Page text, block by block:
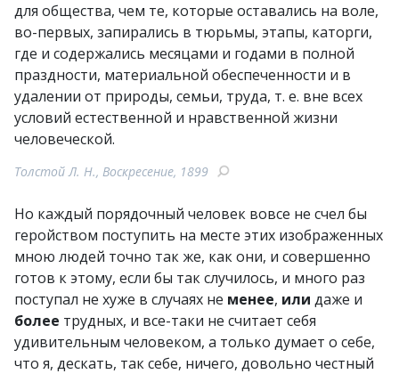
для общества, чем те, которые оставались на воле,
во-первых, запирались в тюрьмы, этапы, каторги,
где и содержались месяцами и годами в полной
праздности, материальной обеспеченности и в
удалении от природы, семьи, труда, т. е. вне всех
условий естественной и нравственной жизни
человеческой.
Толстой Л. Н., Воскресение, 1899
Но каждый порядочный человек вовсе не счел бы
геройством поступить на месте этих изображенных
мною людей точно так же, как они, и совершенно
готов к этому, если бы так случилось, и много раз
поступал не хуже в случаях не менее, или даже и
более трудных, и все-таки не считает себя
удивительным человеком, а только думает о себе,
что я, дескать, так себе, ничего, довольно честный